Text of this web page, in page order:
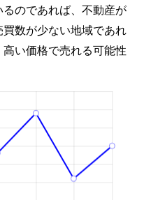
のであれば、不動産が
数が少ない地域であれ
い価格で売れる可能性